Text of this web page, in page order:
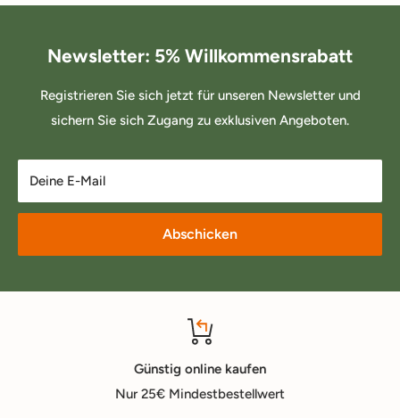
Newsletter: 5% Willkommensrabatt
Registrieren Sie sich jetzt für unseren Newsletter und
sichern Sie sich Zugang zu exklusiven Angeboten.
Deine E-Mail
Abschicken
Günstig online kaufen
Nur 25€ Mindestbestellwert